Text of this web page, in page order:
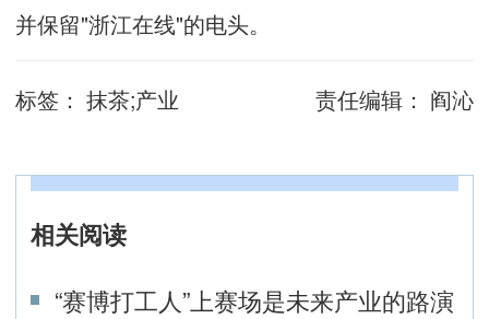
并保留"浙江在线"的电头。
标签： 抹茶;产业 责任编辑： 阎沁
相关阅读
“赛博打工人”上赛场是未来产业的路演